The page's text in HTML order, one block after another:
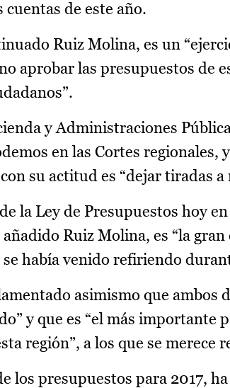
cuentas de este año.
Ruiz Molina, es un
aprobar las presupuestos de
y Administraciones
en las Cortes regionales,
su actitud es “dejar tiradas a
la Ley de Presupuestos hoy
Ruiz Molina, es “la
se había venido refiriendo
asimismo que ambos
y que es “el más importante
región”, a los que se merece
los presupuestos para 2017,